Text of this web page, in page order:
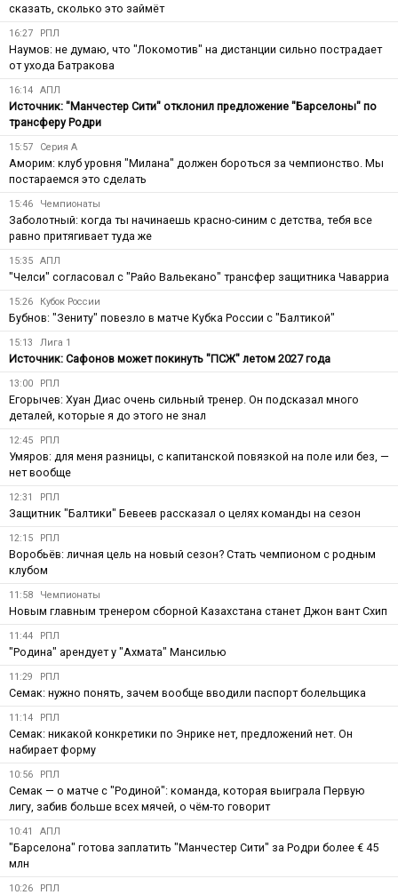
сказать, сколько это займёт
16:27 РПЛ
Наумов: не думаю, что "Локомотив" на дистанции сильно пострадает
от ухода Батракова
16:14 АПЛ
Источник: "Манчестер Сити" отклонил предложение "Барселоны" по
трансферу Родри
15:57 Серия А
Аморим: клуб уровня "Милана" должен бороться за чемпионство. Мы
постараемся это сделать
15:46 Чемпионаты
Заболотный: когда ты начинаешь красно-синим с детства, тебя все
равно притягивает туда же
15:35 АПЛ
"Челси" согласовал с "Райо Вальекано" трансфер защитника Чаварриа
15:26 Кубок России
Бубнов: "Зениту" повезло в матче Кубка России с "Балтикой"
15:13 Лига 1
Источник: Сафонов может покинуть "ПСЖ" летом 2027 года
13:00 РПЛ
Егорычев: Хуан Диас очень сильный тренер. Он подсказал много
деталей, которые я до этого не знал
12:45 РПЛ
Умяров: для меня разницы, с капитанской повязкой на поле или без, —
нет вообще
12:31 РПЛ
Защитник "Балтики" Бевеев рассказал о целях команды на сезон
12:15 РПЛ
Воробьёв: личная цель на новый сезон? Стать чемпионом с родным
клубом
11:58 Чемпионаты
Новым главным тренером сборной Казахстана станет Джон вант Схип
11:44 РПЛ
"Родина" арендует у "Ахмата" Мансилью
11:29 РПЛ
Семак: нужно понять, зачем вообще вводили паспорт болельщика
11:14 РПЛ
Семак: никакой конкретики по Энрике нет, предложений нет. Он
набирает форму
10:56 РПЛ
Семак — о матче с "Родиной": команда, которая выиграла Первую
лигу, забив больше всех мячей, о чём-то говорит
10:41 АПЛ
"Барселона" готова заплатить "Манчестер Сити" за Родри более € 45
млн
10:26 РПЛ